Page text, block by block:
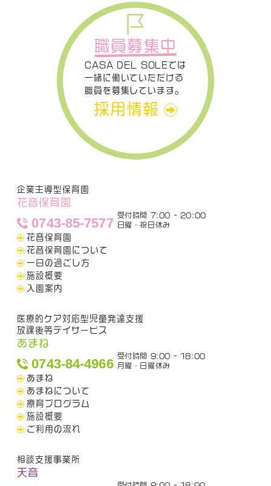
職員募集中
CASA DEL SOLEでは
一緒に働いていただける
職員を募集しています。
採用情報
企業主導型保育園
花音保育園
0743-85-7577
受付時間 7:00 - 20:00
日曜・祝日休み
花音保育園
花音保育園について
一日の過ごし方
施設概要
入園案内
医療的ケア対応型児童発達支援
放課後等デイサービス
あまね
0743-84-4966
受付時間 9:00 - 18:00
月曜・日曜休み
あまね
あまねについて
療育プログラム
施設概要
ご利用の流れ
相談支援事業所
天音